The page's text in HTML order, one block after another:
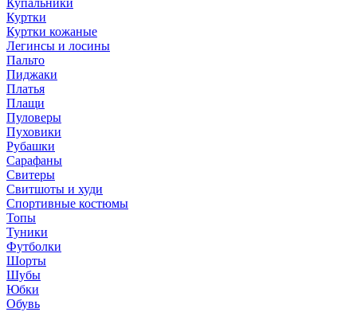
Купальники
Куртки
Куртки кожаные
Легинсы и лосины
Пальто
Пиджаки
Платья
Плащи
Пуловеры
Пуховики
Рубашки
Сарафаны
Свитеры
Свитшоты и худи
Спортивные костюмы
Топы
Туники
Футболки
Шорты
Шубы
Юбки
Обувь